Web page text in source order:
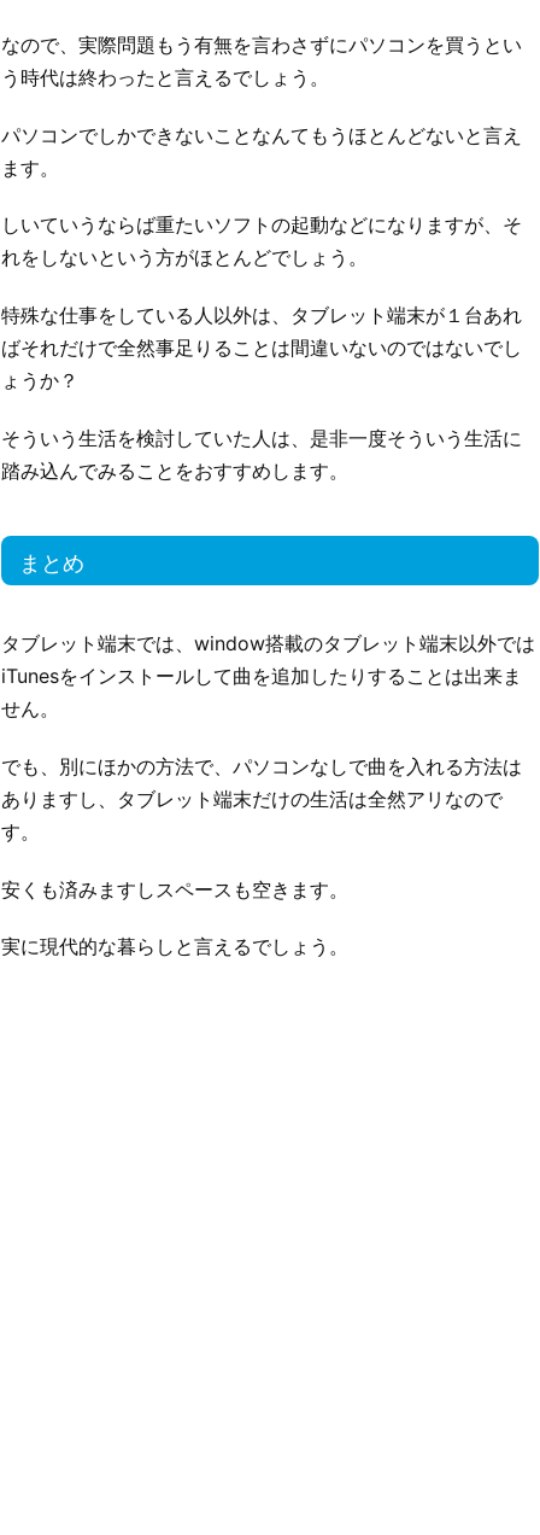
なので、実際問題もう有無を言わさずにパソコンを買うとい
う時代は終わったと言えるでしょう。
パソコンでしかできないことなんてもうほとんどないと言え
ます。
しいていうならば重たいソフトの起動などになりますが、そ
れをしないという方がほとんどでしょう。
特殊な仕事をしている人以外は、タブレット端末が１台あれ
ばそれだけで全然事足りることは間違いないのではないでし
ょうか？
そういう生活を検討していた人は、是非一度そういう生活に
踏み込んでみることをおすすめします。
まとめ
タブレット端末では、window搭載のタブレット端末以外では
iTunesをインストールして曲を追加したりすることは出来ま
せん。
でも、別にほかの方法で、パソコンなしで曲を入れる方法は
ありますし、タブレット端末だけの生活は全然アリなので
す。
安くも済みますしスペースも空きます。
実に現代的な暮らしと言えるでしょう。